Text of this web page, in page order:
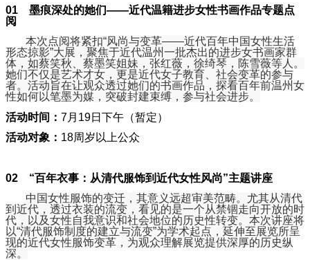
01 墨痕深处的她们——近代温籍进步女性书画作品专题点
阅
本次点阅将紧扣“风尚与变革——近代百年中国女性生活
形态掠影”大展，聚焦于近代温州一批杰出的进步女书画家群
体，如蔡笑秋、蔡墨笑姐妹，张红薇，徐绮琴，陈雪薇等人。
她们不仅是艺术才女，更是近代女子教育、社会变革的参与
者。活动旨在让观众透过她们的书画作品，探看百年前温州女
性如何以笔墨为媒，突破封建束缚，参与社会进步。
活动时间： 7月19日下午（暂定）
活动对象： 18周岁以上公众
02 “百年衣事：从清代服饰到近代女性风尚”主题讲座
中国女性服饰的变迁，其意义远超审美范畴。尤其从清代
到近代，透过衣装的流变，看见的是一个从禁锢走向开放的时
代，以及女性自我意识和社会地位的历史性转变。本次讲座将
以“清代服饰制度的建立与流变”为学术起点，延伸至展览所呈
现的近代女性服饰变革，为观众理解展览提供深厚的历史纵
深。